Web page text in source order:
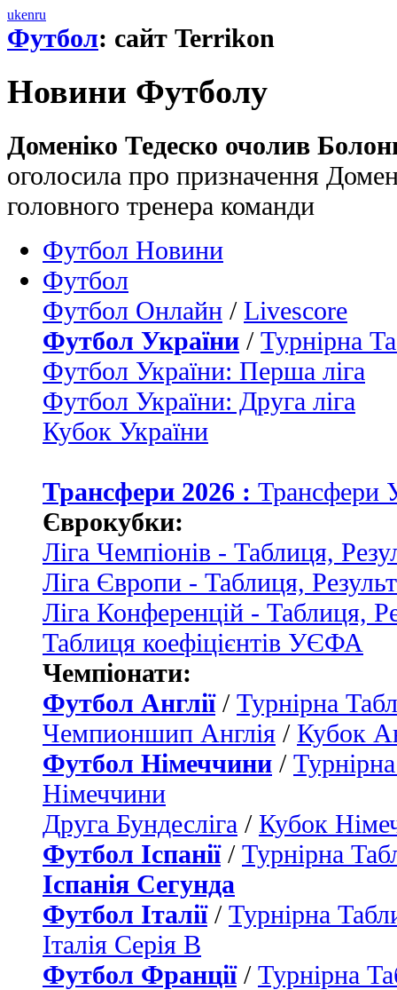
ukenru
Футбол: сайт Terrikon
Новини Футболу
Доменіко Тедеско очолив
оголосила про призначення
головного тренера команди
Футбол Новини
Футбол
Футбол Онлайн / Livescore
Футбол України / Турнірна
Футбол України: Перша ліга
Футбол України: Друга ліга
Кубок України
Трансфери 2026 : Трансфери
Єврокубки:
Ліга Чемпіонів - Таблиця,
Ліга Європи - Таблиця,
Ліга Конференцій - Таблиця,
Таблиця коефіцієнтів УЄФА
Чемпіонати:
Футбол Англії/ Турнірна
Чемпионшип Англія / Кубок
Футбол Німеччини /
Німеччини
Друга Бундесліга / Кубок
Футбол Іспанії/ Турнірна
Іспанія Сегунда
Футбол Італії/ Турнірна
Італія Серія B
Футбол Франції/ Турнірна